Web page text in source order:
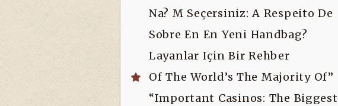
Na? M Seçersiniz: A Respeito De
Sobre En En Yeni Handbag?
Layanlar Için Bir Rehber
Of The World’s The Majority Of”
“Important Casinos: The Biggest